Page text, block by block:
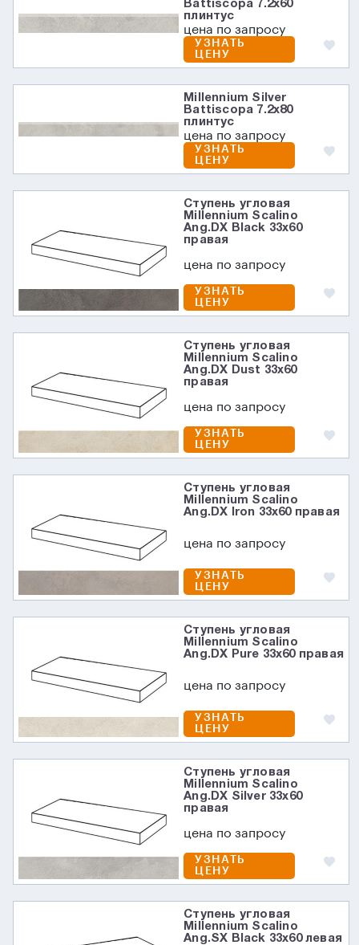
Battiscopa 7.2х60
плинтус
цена по запросу
УЗНАТЬ
ЦЕНУ
Millennium Silver
Battiscopa 7.2х80
плинтус
цена по запросу
УЗНАТЬ
ЦЕНУ
Ступень угловая
Millennium Scalino
Ang.DX Black 33x60
правая
цена по запросу
УЗНАТЬ
ЦЕНУ
Ступень угловая
Millennium Scalino
Ang.DX Dust 33x60
правая
цена по запросу
УЗНАТЬ
ЦЕНУ
Ступень угловая
Millennium Scalino
Ang.DX Iron 33x60 правая
цена по запросу
УЗНАТЬ
ЦЕНУ
Ступень угловая
Millennium Scalino
Ang.DX Pure 33x60 правая
цена по запросу
УЗНАТЬ
ЦЕНУ
Ступень угловая
Millennium Scalino
Ang.DX Silver 33x60
правая
цена по запросу
УЗНАТЬ
ЦЕНУ
Ступень угловая
Millennium Scalino
Ang.SX Black 33x60 левая